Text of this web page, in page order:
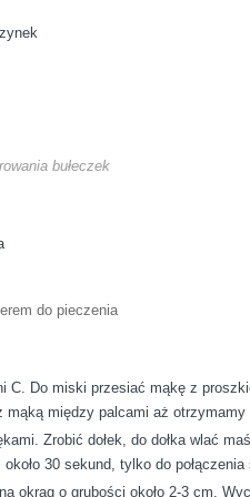
bułeczek
do pieczenia
C. Do miski przesiać mąkę z
mąką między palcami aż
Zrobić dołek, do dołka wlać
30 sekund, tylko do połączenia
okrąg o grubości około 2-3 cm.